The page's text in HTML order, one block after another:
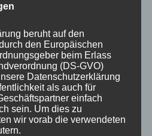
getigert mit weiß, *
beruht auf den
den Europäischen
beim Erlass
(DS-GVO)
Datenschutzerklärung
als auch für
einfach
sein. Um dies zu
wir vorab die verwendeten